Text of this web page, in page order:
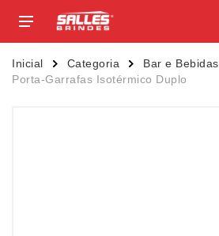
Inicial Categoria
Bar e Bebidas
Porta-Garrafas Isotérmico Duplo